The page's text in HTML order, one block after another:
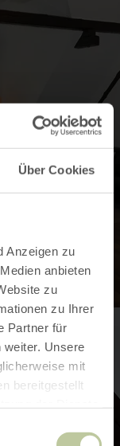
Über Cookies
Anzeigen zu
anbieten
zu
zu Ihrer
Partner für
weiter. Unsere
mit
bereitgestellt